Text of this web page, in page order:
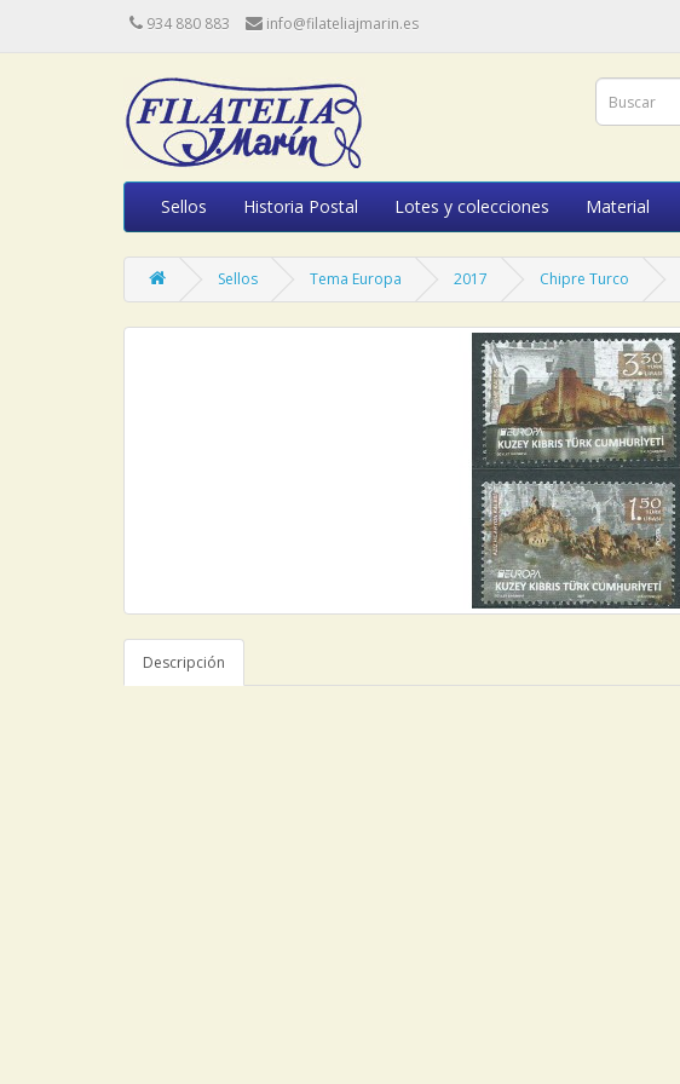
934 880 883 info@filateliajmarin.es
Sellos Historia Postal Lotes y colecciones Material
Sellos Tema Europa 2017 Chipre Turco
Descripción